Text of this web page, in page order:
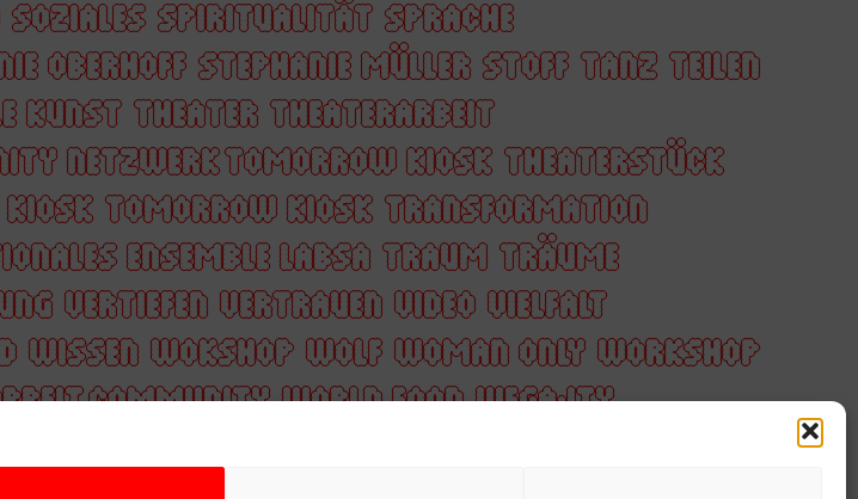
SOZIALES SPIRITUALITÄT SPRACHE
OBERHOFF STEPHANIE MÜLLER STOFF TANZ TEILEN
KUNST THEATER THEATERARBEIT
NETZWERK TOMORROW KIOSK THEATERSTÜCK
KIOSK TOMORROW KIOSK TRANSFORMATION
ENSEMBLE LABSA TRAUM TRÄUME
VERTIEFEN VERTRAUEN VIDEO VIELFALT
WISSEN WOKSHOP WOLF WOMAN ONLY WORKSHOP
COMMUNITY WORLD FOOD WĘGAJTY